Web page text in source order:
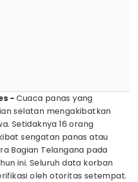
- Cuaca panas yang
selatan mengakibatkan
Setidaknya 16 orang
sengatan panas atau
Bagian Telangana pada
ini. Seluruh data korban
oleh otoritas setempat.